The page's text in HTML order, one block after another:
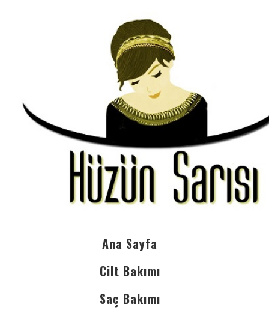
Ana Sayfa
Cilt Bakımı
Saç Bakımı